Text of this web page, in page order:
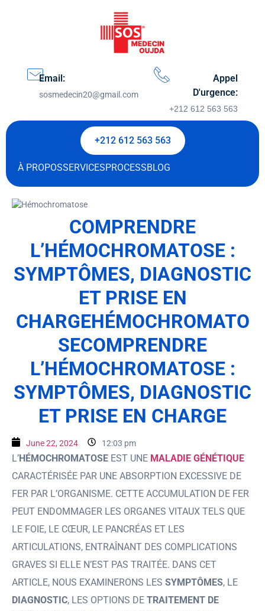
Email:
sosmedecin20@gmail.com
Appel
D'urgence:
+212 612 563 563
À PROPOSSERVICESPROCESSBLOG
+212 612 563 563
COMPRENDRE
L’HÉMOCHROMATOSE :
SYMPTÔMES, DIAGNOSTIC
ET PRISE EN
CHARGEHÉMOCHROMATO
SECOMPRENDRE
L’HÉMOCHROMATOSE :
SYMPTÔMES, DIAGNOSTIC
ET PRISE EN CHARGE
June 22, 2024 12:03 pm
L’HÉMOCHROMATOSE EST UNE MALADIE GÉNÉTIQUE
CARACTÉRISÉE PAR UNE ABSORPTION EXCESSIVE DE
FER PAR L’ORGANISME. CETTE ACCUMULATION DE FER
PEUT ENDOMMAGER LES ORGANES VITAUX TELS QUE
LE FOIE, LE CŒUR, LE PANCRÉAS ET LES
ARTICULATIONS, ENTRAÎNANT DES COMPLICATIONS
GRAVES SI ELLE N’EST PAS TRAITÉE. DANS CET
ARTICLE, NOUS EXAMINERONS LES SYMPTÔMES, LE
DIAGNOSTIC, LES OPTIONS DE TRAITEMENT DE